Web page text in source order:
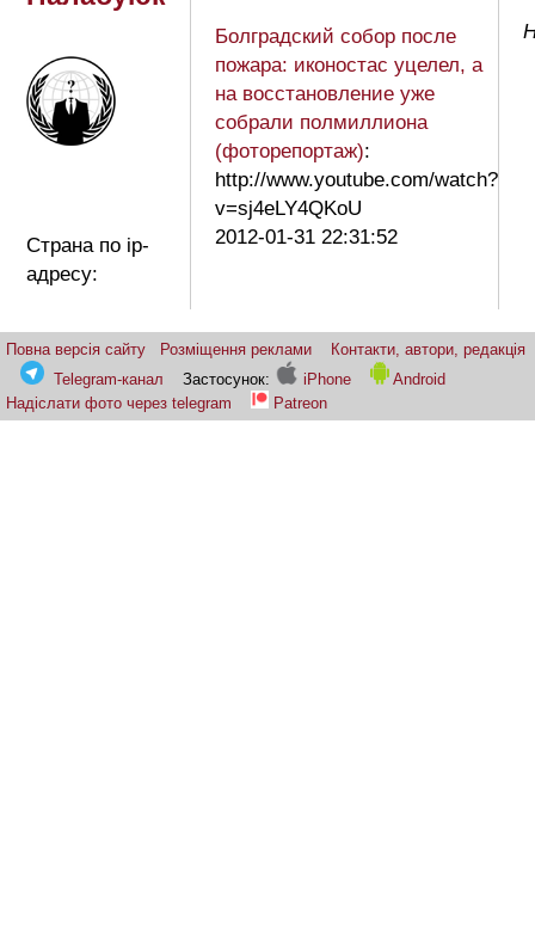
Страна по ip-
адресу:
Болградский собор после
пожара: иконостас уцелел, а
на восстановление уже
собрали полмиллиона
(фоторепортаж):
http://www.youtube.com/watch?
v=sj4eLY4QKoU
2012-01-31 22:31:52
Повна версія сайту Розміщення реклами
Контакти, автори, редакція
Telegram-канал
Застосунок: iPhone
Android
Надіслати фото через telegram
Patreon